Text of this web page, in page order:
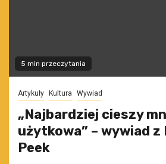
5 min przeczytania
Artykuły Kultura Wywiad
„Najbardziej cieszy
użytkowa” – wywiad z
Peek